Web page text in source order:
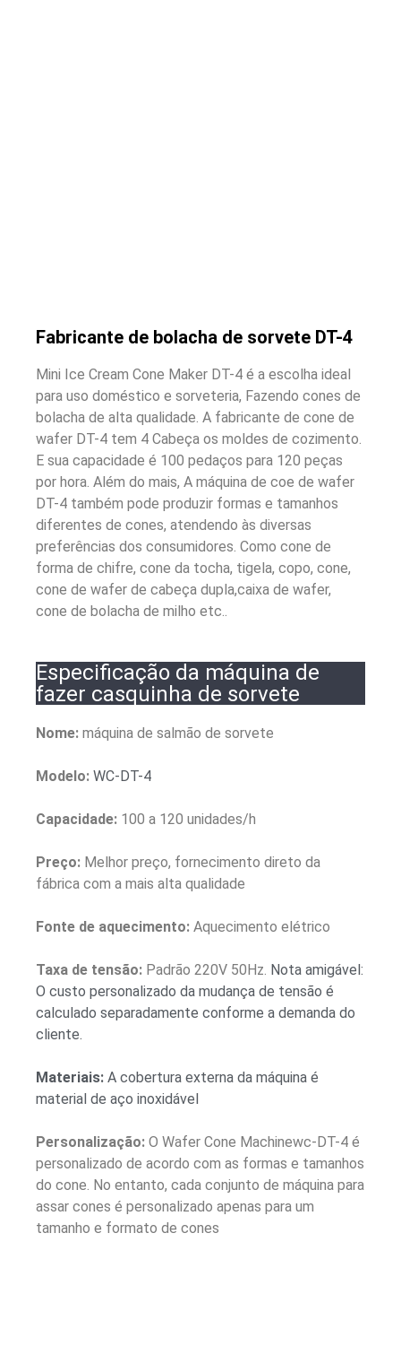
Fabricante de bolacha de sorvete DT-4
Mini Ice Cream Cone Maker DT-4 é a escolha ideal
para uso doméstico e sorveteria, Fazendo cones de
bolacha de alta qualidade. A fabricante de cone de
wafer DT-4 tem 4 Cabeça os moldes de cozimento.
E sua capacidade é 100 pedaços para 120 peças
por hora. Além do mais, A máquina de coe de wafer
DT-4 também pode produzir formas e tamanhos
diferentes de cones, atendendo às diversas
preferências dos consumidores. Como cone de
forma de chifre, cone da tocha, tigela, copo, cone,
cone de wafer de cabeça dupla,caixa de wafer,
cone de bolacha de milho etc..
Especificação da máquina de
fazer casquinha de sorvete
Nome: máquina de salmão de sorvete
Modelo: WC-DT-4
Capacidade: 100 a 120 unidades/h
Preço: Melhor preço, fornecimento direto da
fábrica com a mais alta qualidade
Fonte de aquecimento: Aquecimento elétrico
Taxa de tensão: Padrão 220V 50Hz. Nota amigável:
O custo personalizado da mudança de tensão é
calculado separadamente conforme a demanda do
cliente.
Materiais: A cobertura externa da máquina é
material de aço inoxidável
Personalização: O Wafer Cone Machinewc-DT-4 é
personalizado de acordo com as formas e tamanhos
do cone. No entanto, cada conjunto de máquina para
assar cones é personalizado apenas para um
tamanho e formato de cones